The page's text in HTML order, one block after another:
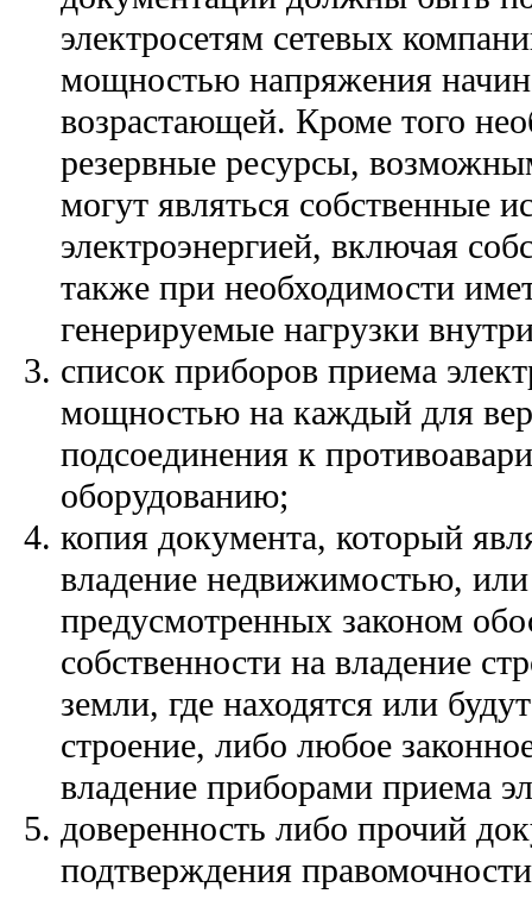
электросетям сетевых
мощностью напряжения
возрастающей. Кроме того
резервные ресурсы,
могут являться собственные
электроэнергией, включая
также при необходимости
генерируемые нагрузки
список приборов приема
мощностью на каждый для
подсоединения к
оборудованию;
копия документа, который
владение недвижимостью, или
предусмотренных законом
собственности на владение
земли, где находятся или
строение, либо любое
владение приборами приема
доверенность либо прочий
подтверждения